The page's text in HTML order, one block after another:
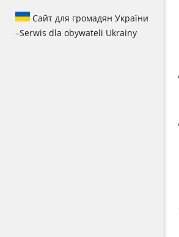
Сайт для громадян України
–Serwis dla obywateli Ukrainy